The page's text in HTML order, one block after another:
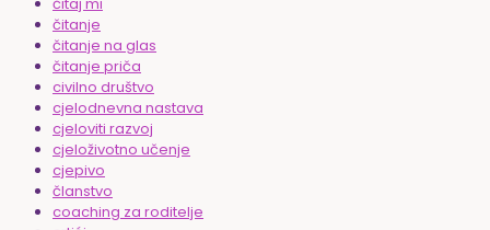
čitanje
čitanje na glas
čitanje priča
civilno društvo
cjelodnevna nastava
cjeloviti razvoj
cjeloživotno učenje
cjepivo
članstvo
coaching za roditelje